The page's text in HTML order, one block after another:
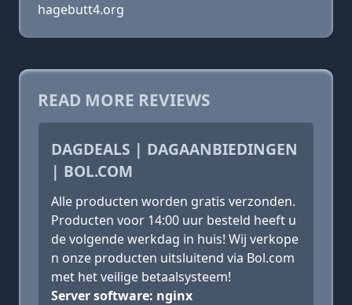
hagebutt4.org
READ MORE REVIEWS
DAGDEALS | DAGAANBIEDINGEN
| BOL.COM
Alle producten worden gratis verzonden.
Producten voor 14:00 uur besteld heeft u
de volgende werkdag in huis! Wij verkope
n onze producten uitsluitend via Bol.com
met het veilige betaalsysteem!
Server software: nginx